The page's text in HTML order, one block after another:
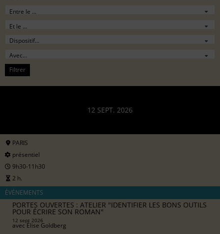
Filtrer
12 SEPT. 2026
PARIS
présentiel
9h30-11h30
2 h.
ÉVÉNEMENTS
PORTES OUVERTES : ATELIER "IDENTIFIER LES BONS OUTILS
POUR ÉCRIRE SON ROMAN"
12 sept 2026
avecÉlise Goldberg